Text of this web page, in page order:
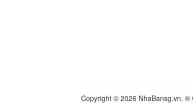
Copyright © 2026 NhaBansg.vn. ®